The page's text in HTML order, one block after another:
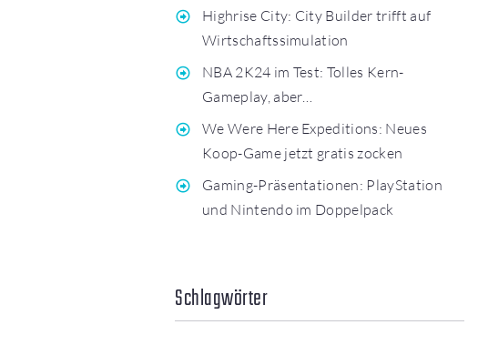
Highrise City: City Builder trifft auf
Wirtschaftssimulation
NBA 2K24 im Test: Tolles Kern-
Gameplay, aber…
We Were Here Expeditions: Neues
Koop-Game jetzt gratis zocken
Gaming-Präsentationen: PlayStation
und Nintendo im Doppelpack
Schlagwörter